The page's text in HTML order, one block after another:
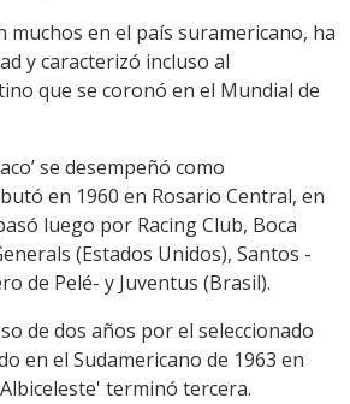
muchos en el país suramericano, ha
y caracterizó incluso al
que se coronó en el Mundial de
se desempeñó como
en 1960 en Rosario Central, en
luego por Racing Club, Boca
(Estados Unidos), Santos -
de Pelé- y Juventus (Brasil).
de dos años por el seleccionado
en el Sudamericano de 1963 en
terminó tercera.